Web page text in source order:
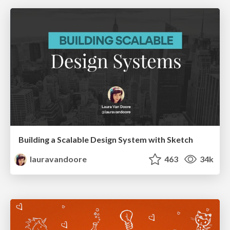
Building a Scalable Design System with Sketch
lauravandoore
463 34k